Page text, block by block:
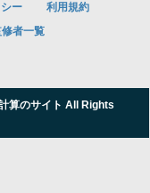
ー
利用規約
者一覧
算のサイト All Rights